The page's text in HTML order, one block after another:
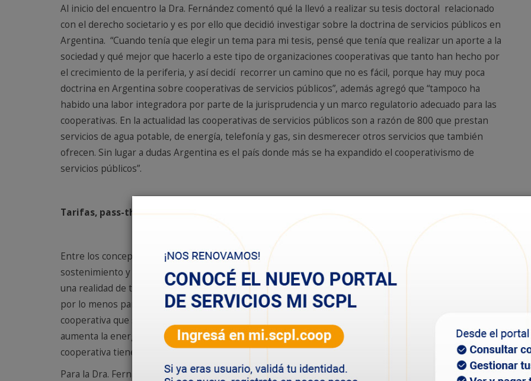
Al inicio del encuentro la Dra. Fernández comentó qué la llevó a realizar su tesis doctoral relacionado
con el derecho societario y es por ello que decidió investigar sobre la doctrina de servicios públicos en
Argentina. “Cuando tenía que elegir un tema para mi tesis, pensé que tenía que realizar un aporte a la
sociedad y qué mejor que hacerlo a este tipo de organizaciones cooperativas que tanto han hecho por
el crecimiento de la periferia, y así decidí recorrer un camino que no es fácil, porque hay muy poca
doctrina en Argentina sobre cooperativas de servicios públicos”, además agregó que “tampoco ha
habido una labor integradora por parte de la jurisprudencia y un marco regulatorio adecuado para las
cooperativas. En la actualidad las cooperativas de servicios públicos son a razón de 800 que prestan
servicios de agua potable, de energía, telefonía y gas, sin desmerecer otros servicios que también
ofrecen. Sin lugar a dudas Argentina es el país donde más se ha expandido el cooperativismo de
servicios públicos”.
Tarifas, pass-through y marco regulatorio
Entre los conceptos vertidos por la abogada el tema de las tarifas es fundamental para el
sostenimiento y la prestación de los servicios públicos. “A mi modo de ver el pass-throug tiene que ser
una realidad de todos los contratos de concesión de las cooperativas prestadoras de servicios públicos,
por lo menos para que se incorpore directamente a tarifa los dos costos más importantes que tiene la
cooperativa que son: el incremento del costo laboral y el aumento del insumo a distribuir, si Cammesa
aumenta la energía no se puede demorar la actualización de las tarifas, ya que esos meses la
cooperativa tiene que absorber los costos, entonces termina afectándose económicamente”.
Para la Dra. Fernández las cooperativas requieren tener en el contrato de concesión un pass-throug